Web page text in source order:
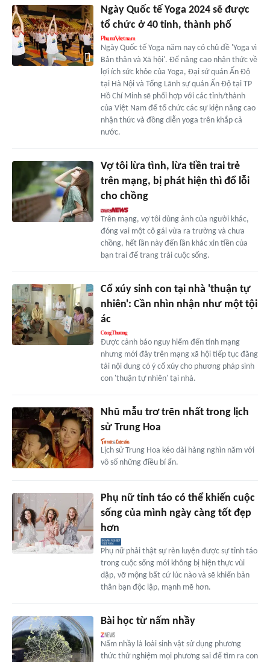
Ngày Quốc tế Yoga 2024 sẽ được
tổ chức ở 40 tỉnh, thành phố
Ngày Quốc tế Yoga năm nay có chủ đề 'Yoga vì
Bản thân và Xã hội'. Để nâng cao nhận thức về
lợi ích sức khỏe của Yoga, Đại sứ quán Ấn Độ
tại Hà Nội và Tổng Lãnh sự quán Ấn Độ tại TP
Hồ Chí Minh sẽ phối hợp với các tỉnh/thành
của Việt Nam để tổ chức các sự kiện nâng cao
nhận thức và đồng diễn yoga trên khắp cả
nước.
Vợ tôi lừa tình, lừa tiền trai trẻ
trên mạng, bị phát hiện thì đổ lỗi
cho chồng
Trên mạng, vợ tôi dùng ảnh của người khác,
đóng vai một cô gái vừa ra trường và chưa
chồng, hết lần này đến lần khác xin tiền của
bạn trai để trang trải cuộc sống.
Cổ xúy sinh con tại nhà 'thuận tự
nhiên': Cần nhìn nhận như một tội
ác
Được cảnh báo nguy hiểm đến tính mạng
nhưng mới đây trên mạng xã hội tiếp tục đăng
tải nội dung có ý cổ xúy cho phương pháp sinh
con 'thuận tự nhiên' tại nhà.
Nhũ mẫu trơ trẽn nhất trong lịch
sử Trung Hoa
Lịch sử Trung Hoa kéo dài hàng nghìn năm với
vô số những điều bí ẩn.
Phụ nữ tỉnh táo có thể khiến cuộc
sống của mình ngày càng tốt đẹp
hơn
Phụ nữ phải thật sự rèn luyện được sự tỉnh táo
trong cuộc sống mới không bị hiện thực vùi
dập, vỡ mộng bất cứ lúc nào và sẽ khiến bản
thân bạn độc lập, mạnh mẽ hơn.
Bài học từ nấm nhầy
Nấm nhầy là loài sinh vật sử dụng phương
thức thử nghiệm mọi phương sai để tìm ra con